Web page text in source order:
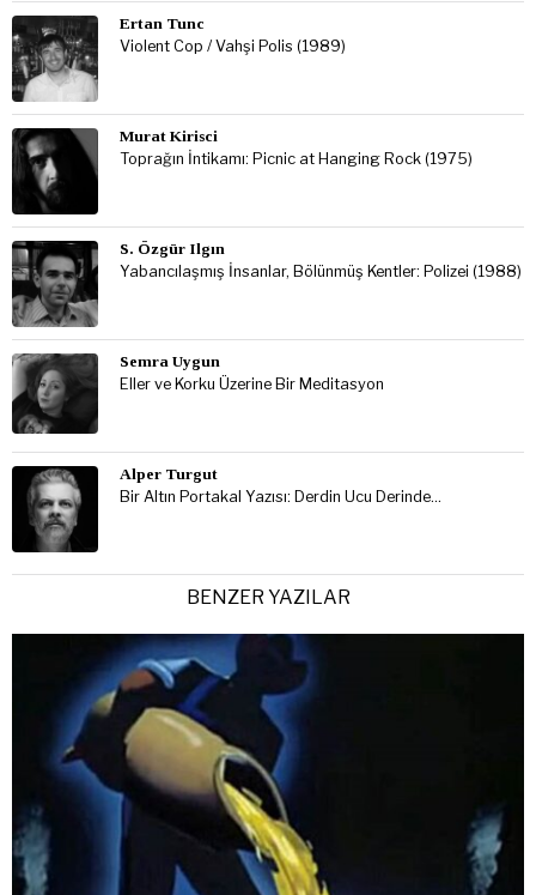
Ertan Tunc
Violent Cop / Vahşi Polis (1989)
Murat Kirisci
Toprağın İntikamı: Picnic at Hanging Rock (1975)
S. Özgür Ilgın
Yabancılaşmış İnsanlar, Bölünmüş Kentler: Polizei (1988)
Semra Uygun
Eller ve Korku Üzerine Bir Meditasyon
Alper Turgut
Bir Altın Portakal Yazısı: Derdin Ucu Derinde…
BENZER YAZILAR